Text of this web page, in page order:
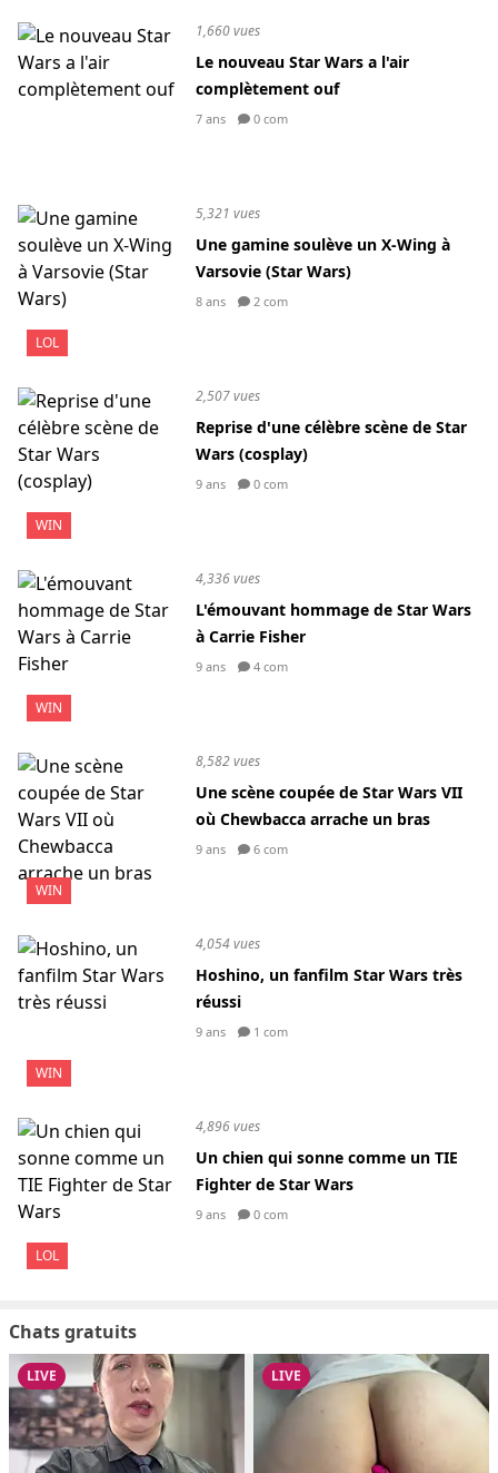
1,660 vues
Le nouveau Star Wars a l'air
complètement ouf
7 ans 0 com
LOL
5,321 vues
Une gamine soulève un X-Wing à
Varsovie (Star Wars)
8 ans 2 com
WIN
2,507 vues
Reprise d'une célèbre scène de Star
Wars (cosplay)
9 ans 0 com
WIN
4,336 vues
L'émouvant hommage de Star Wars
à Carrie Fisher
9 ans 4 com
WIN
8,582 vues
Une scène coupée de Star Wars VII
où Chewbacca arrache un bras
9 ans 6 com
WIN
4,054 vues
Hoshino, un fanfilm Star Wars très
réussi
9 ans 1 com
LOL
4,896 vues
Un chien qui sonne comme un TIE
Fighter de Star Wars
9 ans 0 com
Chats gratuits